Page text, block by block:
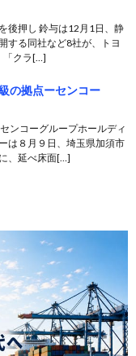
後押し 鈴与は12月1日、静
する同社など8社が、トヨ
「クラ[…]
の拠点ーセンコー
ンコーグループホールディ
は８月９日、埼玉県加須市
、延べ床面[…]